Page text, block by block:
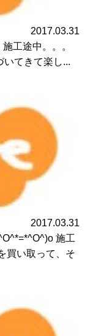
2017.03.31
工途中。。。
てきて楽し...
2017.03.31
施工
買い取って、そ